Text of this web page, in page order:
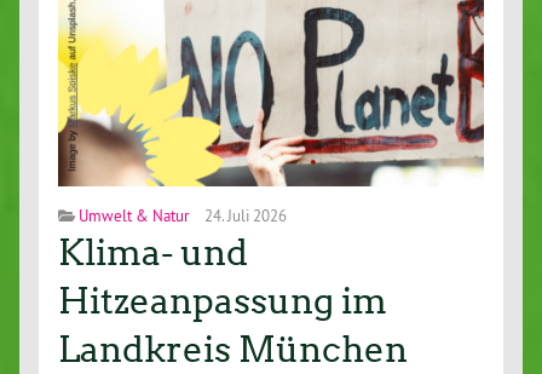
Umwelt & Natur 24. Juli 2026
Klima- und
Hitzeanpassung im
Landkreis München